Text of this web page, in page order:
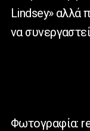
Lindsey» αλλά
να
Φωτογραφία: